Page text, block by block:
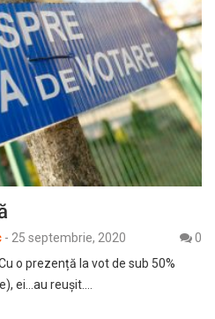
- 25 septembrie, 2020
0
o prezență la vot de sub 50%
ei…au reușit.…